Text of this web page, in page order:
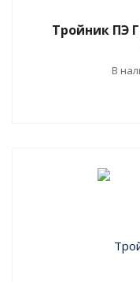
Тройник ПЭ
В